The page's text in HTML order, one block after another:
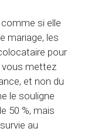
si elle
mariage, les
pour
vous mettez
et non du
le souligne
50 %, mais
au